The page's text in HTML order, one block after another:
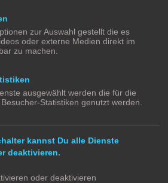
zur Auswahl gestellt die es
oder externe Medien direkt im
zu machen.
ausgewählt werden die für die
Statistiken genutzt werden.
kannst Du alle Dienste
deaktivieren.
oder deaktivieren